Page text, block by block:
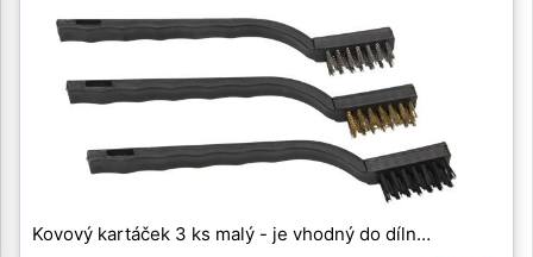
Kovový kartáček 3 ks malý - je vhodný do díln…